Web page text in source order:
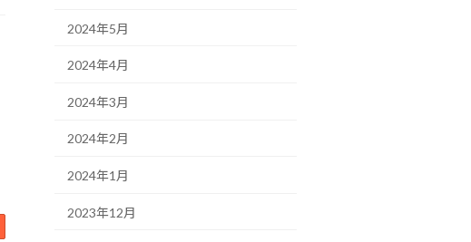
2024年5月
2024年4月
2024年3月
2024年2月
2024年1月
2023年12月